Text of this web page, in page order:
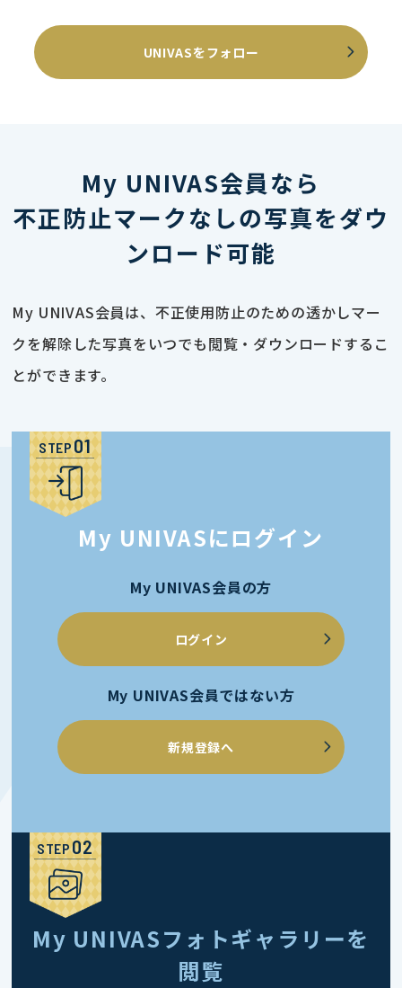
UNIVASをフォロー
My UNIVAS会員なら
不正防止マークなしの写真をダウ
ンロード可能
My UNIVAS会員は、不正使用防止のための透かしマー
クを解除した写真をいつでも閲覧・ダウンロードするこ
とができます。
STEP
My UNIVASにログイン
My UNIVAS会員の方
ログイン
My UNIVAS会員ではない方
新規登録へ
STEP
My UNIVASフォトギャラリーを
閲覧